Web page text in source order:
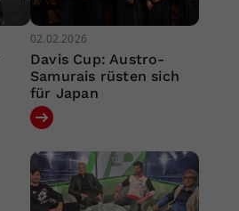
02.02.2026
Davis Cup: Austro-
Samurais rüsten sich
für Japan